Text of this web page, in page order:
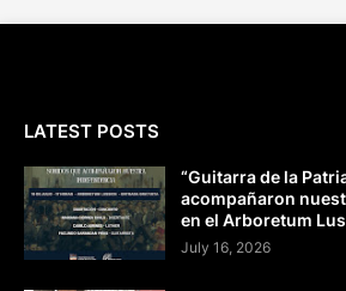
LATEST POSTS
“Guitarra de la
acompañaron
en el Arboretum
July 16, 2026